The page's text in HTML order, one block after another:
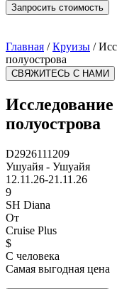
Запросить стоимость
Главная / Круизы /
полуострова
СВЯЖИТЕСЬ С НАМИ
полуострова
D2926111209
Ушуайя - Ушуайя
12.11.26-21.11.26
9
SH Diana
От
Cruise Plus
$
С человека
Самая выгодная цена